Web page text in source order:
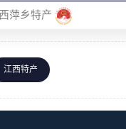
萍乡特产
江西特产